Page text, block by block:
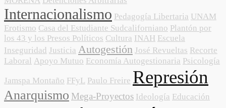
Internacionalismo Pedagogía Libertaria UNAM
Erotismo Casa del Estudiante Sudcaliforniano Plantón por
los 43 y los Presos Políticos Cultura INAH Escuela
Inseguridad Justicia Autogestión José Revueltas Recorte
Laboral Apoyo Mutuo Economía Autogestionaria Psicología
Jamspa Montaño FFyL Paulo Freire Represión
Anarquismo Mega-Proyectos Ideología Educación